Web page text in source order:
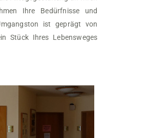
Ihre Bedürfnisse und
ist geprägt von
Stück Ihres Lebensweges